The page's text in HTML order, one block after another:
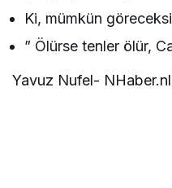
Ki, mümkün
” Ölürse tenler ölür,
Yavuz Nufel- NHaber.nl